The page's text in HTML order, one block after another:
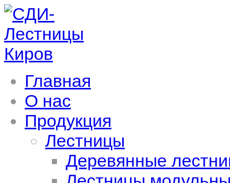
Главная
О нас
Продукция
Лестницы
Деревянные